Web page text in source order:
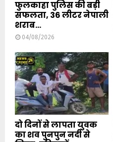
फुलकाहा पुलिस की बड़ी
सफलता, 36 लीटर नेपाली
शराब...
04/08/2026
दो दिनों से लापता युवक
का शव पुनपुन नदी से